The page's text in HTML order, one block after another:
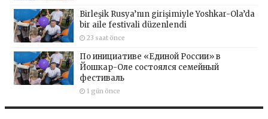
Birleşik Rusya’nın girişimiyle Yoshkar-Ola’da
bir aile festivali düzenlendi
23 saat önce
По инициативе «Единой России» в
Йошкар-Оле состоялся семейный
фестиваль
1 gün önce